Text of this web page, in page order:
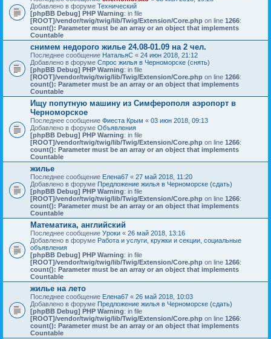
Добавлено в форуме Технический
[phpBB Debug] PHP Warning: in file
[ROOT]/vendor/twig/twig/lib/Twig/Extension/Core.php on line 1266:
count(): Parameter must be an array or an object that implements
Countable
снимем недорого жилье 24.08-01.09 на 2 чел.
Последнее сообщение НатальяС « 24 июн 2018, 21:12
Добавлено в форуме Спрос жилья в Черноморске (снять)
[phpBB Debug] PHP Warning: in file
[ROOT]/vendor/twig/twig/lib/Twig/Extension/Core.php on line 1266:
count(): Parameter must be an array or an object that implements
Countable
Ищу попутную машину из Симферополя аэропорт в
Черноморское
Последнее сообщение Фиеста Крым « 03 июн 2018, 09:13
Добавлено в форуме Объявления
[phpBB Debug] PHP Warning: in file
[ROOT]/vendor/twig/twig/lib/Twig/Extension/Core.php on line 1266:
count(): Parameter must be an array or an object that implements
Countable
жилье
Последнее сообщение Елена67 « 27 май 2018, 11:20
Добавлено в форуме Предложение жилья в Черноморске (сдать)
[phpBB Debug] PHP Warning: in file
[ROOT]/vendor/twig/twig/lib/Twig/Extension/Core.php on line 1266:
count(): Parameter must be an array or an object that implements
Countable
Математика, английский
Последнее сообщение Уроки « 26 май 2018, 13:16
Добавлено в форуме Работа и услуги, кружки и секции, социальные
объявления
[phpBB Debug] PHP Warning: in file
[ROOT]/vendor/twig/twig/lib/Twig/Extension/Core.php on line 1266:
count(): Parameter must be an array or an object that implements
Countable
жилье на лето
Последнее сообщение Елена67 « 26 май 2018, 10:03
Добавлено в форуме Предложение жилья в Черноморске (сдать)
[phpBB Debug] PHP Warning: in file
[ROOT]/vendor/twig/twig/lib/Twig/Extension/Core.php on line 1266:
count(): Parameter must be an array or an object that implements
Countable